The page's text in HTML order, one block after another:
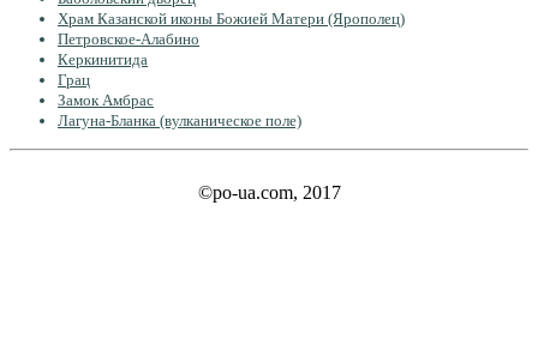
Храм Казанской иконы Божией Матери (Ярополец)
Петровское-Алабино
Керкинитида
Грац
Замок Амбрас
Лагуна-Бланка (вулканическое поле)
©po-ua.com, 2017